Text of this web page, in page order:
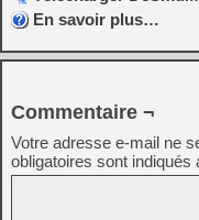
En savoir plus…
Commentaire ¬
Votre adresse e-mail ne
obligatoires sont indiqués